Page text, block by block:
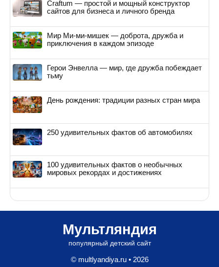
Craftum — простой и мощный конструктор
сайтов для бизнеса и личного бренда
Мир Ми-ми-мишек — доброта, дружба и
приключения в каждом эпизоде
Герои Энвелла — мир, где дружба побеждает
тьму
День рождения: традиции разных стран мира
250 удивительных фактов об автомобилях
100 удивительных фактов о необычных
мировых рекордах и достижениях
Мультляндия
популярный детский сайт
© multlyandiya.ru • 2026